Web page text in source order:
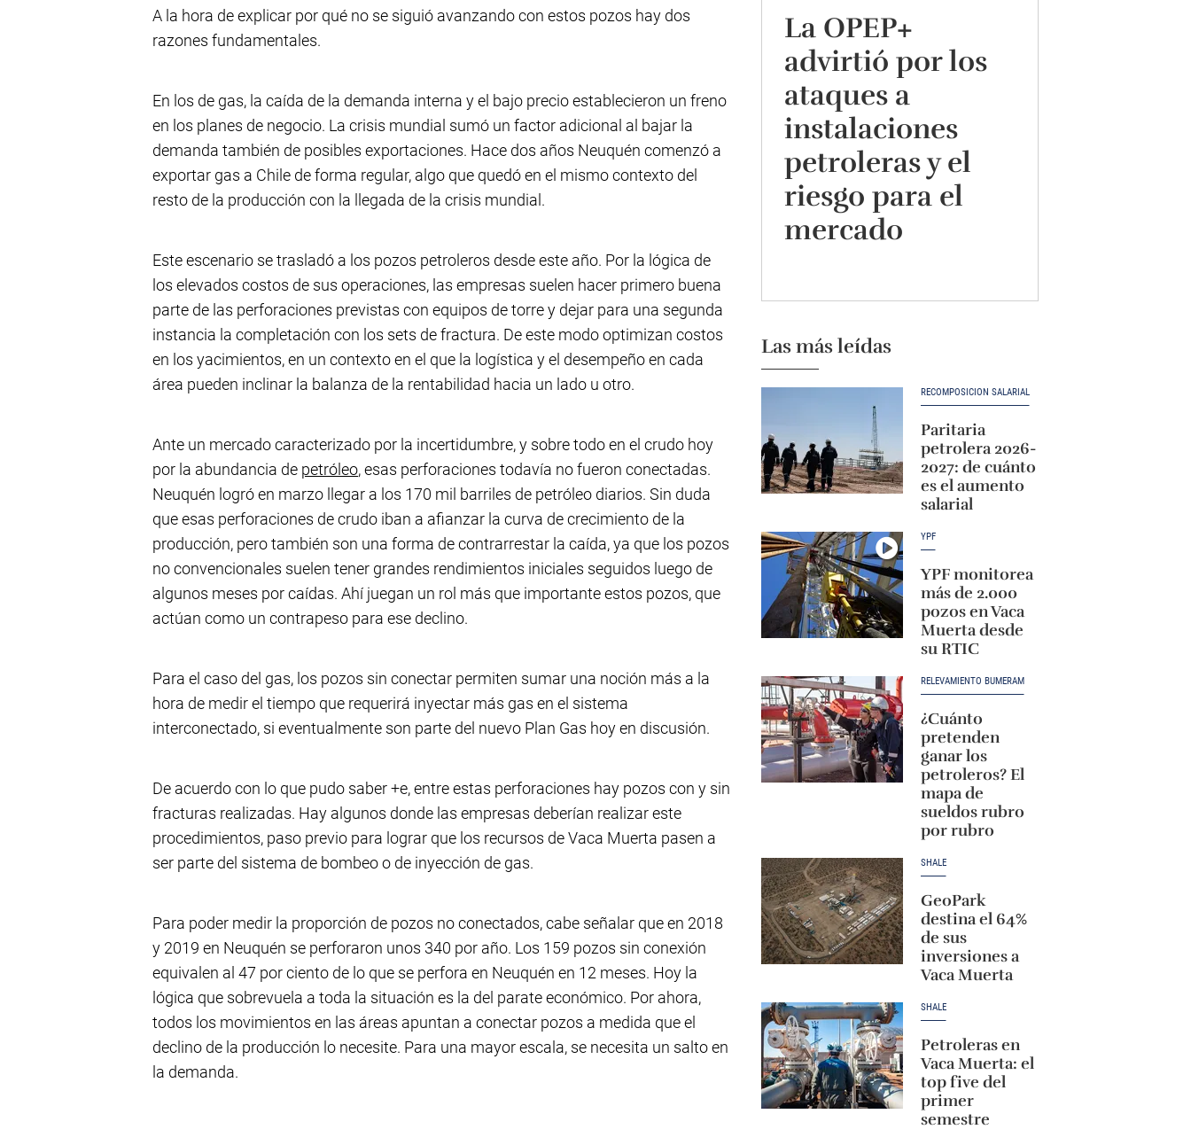
A la hora de explicar por qué no se siguió avanzando con estos pozos hay dos
razones fundamentales.
En los de gas, la caída de la demanda interna y el bajo precio establecieron un freno
en los planes de negocio. La crisis mundial sumó un factor adicional al bajar la
demanda también de posibles exportaciones. Hace dos años Neuquén comenzó a
exportar gas a Chile de forma regular, algo que quedó en el mismo contexto del
resto de la producción con la llegada de la crisis mundial.
Este escenario se trasladó a los pozos petroleros desde este año. Por la lógica de
los elevados costos de sus operaciones, las empresas suelen hacer primero buena
parte de las perforaciones previstas con equipos de torre y dejar para una segunda
instancia la completación con los sets de fractura. De este modo optimizan costos
en los yacimientos, en un contexto en el que la logística y el desempeño en cada
área pueden inclinar la balanza de la rentabilidad hacia un lado u otro.
Ante un mercado caracterizado por la incertidumbre, y sobre todo en el crudo hoy
por la abundancia de petróleo, esas perforaciones todavía no fueron conectadas.
Neuquén logró en marzo llegar a los 170 mil barriles de petróleo diarios. Sin duda
que esas perforaciones de crudo iban a afianzar la curva de crecimiento de la
producción, pero también son una forma de contrarrestar la caída, ya que los pozos
no convencionales suelen tener grandes rendimientos iniciales seguidos luego de
algunos meses por caídas. Ahí juegan un rol más que importante estos pozos, que
actúan como un contrapeso para ese declino.
Para el caso del gas, los pozos sin conectar permiten sumar una noción más a la
hora de medir el tiempo que requerirá inyectar más gas en el sistema
interconectado, si eventualmente son parte del nuevo Plan Gas hoy en discusión.
De acuerdo con lo que pudo saber +e, entre estas perforaciones hay pozos con y sin
fracturas realizadas. Hay algunos donde las empresas deberían realizar este
procedimientos, paso previo para lograr que los recursos de Vaca Muerta pasen a
ser parte del sistema de bombeo o de inyección de gas.
Para poder medir la proporción de pozos no conectados, cabe señalar que en 2018
y 2019 en Neuquén se perforaron unos 340 por año. Los 159 pozos sin conexión
equivalen al 47 por ciento de lo que se perfora en Neuquén en 12 meses. Hoy la
lógica que sobrevuela a toda la situación es la del parate económico. Por ahora,
todos los movimientos en las áreas apuntan a conectar pozos a medida que el
declino de la producción lo necesite. Para una mayor escala, se necesita un salto en
la demanda.
La OPEP+
advirtió por los
ataques a
instalaciones
petroleras y el
riesgo para el
mercado
Las más leídas
RECOMPOSICIÓN SALARIAL
Paritaria
petrolera 2026-
2027: de cuánto
es el aumento
salarial
YPF
YPF monitorea
más de 2.000
pozos en Vaca
Muerta desde
su RTIC
RELEVAMIENTO BUMERAM
¿Cuánto
pretenden
ganar los
petroleros? El
mapa de
sueldos rubro
por rubro
SHALE
GeoPark
destina el 64%
de sus
inversiones a
Vaca Muerta
SHALE
Petroleras en
Vaca Muerta: el
top five del
primer
semestre